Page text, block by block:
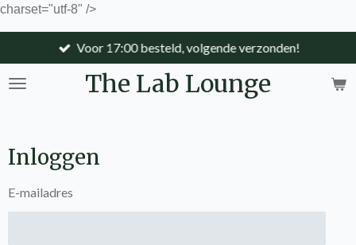
charset="utf-8" />
Ga
direct
hoofdinhoud The Lab Lounge
Voor 17:00 besteld, volgende verzonden!
Inloggen
E-mailadres